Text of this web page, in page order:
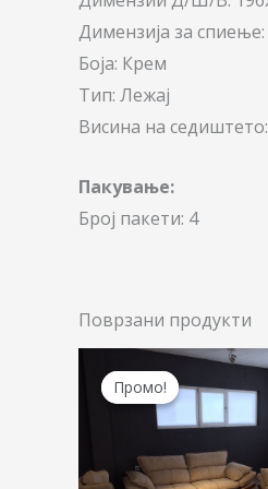
Димензија за спиење:
Боја: Крем
Тип: Лежај
Висина на
Пакување:
Број пакети: 4
Поврзани продукти
Промо!
Промо!
Original
was: